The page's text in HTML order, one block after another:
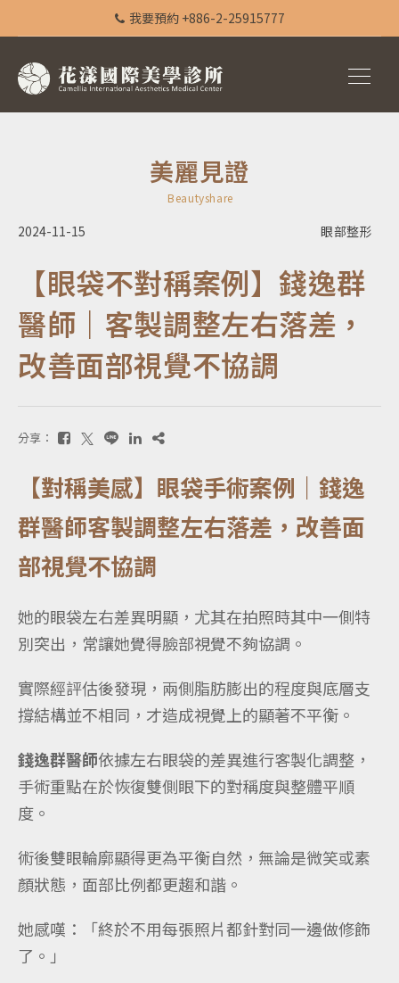
我要預約 +886-2-25915777
美麗見證
Beautyshare
2024-11-15 眼部整形
【眼袋不對稱案例】錢逸群
醫師｜客製調整左右落差，
改善面部視覺不協調
分享：
【對稱美感】眼袋手術案例｜錢逸
群醫師客製調整左右落差，改善面
部視覺不協調
她的眼袋左右差異明顯，尤其在拍照時其中一側特
別突出，常讓她覺得臉部視覺不夠協調。
實際經評估後發現，兩側脂肪膨出的程度與底層支
撐結構並不相同，才造成視覺上的顯著不平衡。
錢逸群醫師依據左右眼袋的差異進行客製化調整，
手術重點在於恢復雙側眼下的對稱度與整體平順
度。
術後雙眼輪廓顯得更為平衡自然，無論是微笑或素
顏狀態，面部比例都更趨和諧。
她感嘆：「終於不用每張照片都針對同一邊做修飾
了。」